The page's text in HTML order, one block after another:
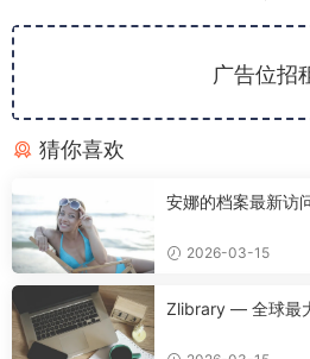
广告位招
猜你喜欢
安娜的档案最新访
2026-03-15
Zlibrary — 全球最